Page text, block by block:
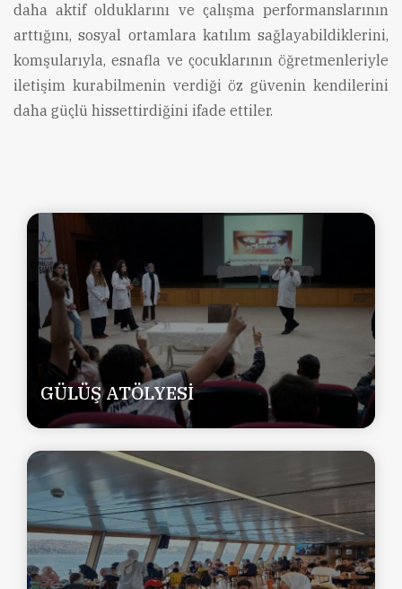
daha aktif olduklarını ve çalışma performanslarının
arttığını, sosyal ortamlara katılım sağlayabildiklerini,
komşularıyla, esnafla ve çocuklarının öğretmenleriyle
iletişim kurabilmenin verdiği öz güvenin kendilerini
daha güçlü hissettirdiğini ifade ettiler.
GÜLÜŞ ATÖLYESİ